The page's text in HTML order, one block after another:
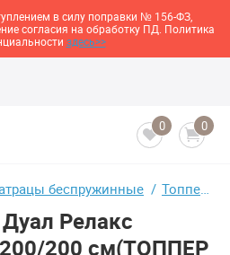
в силу поправки № 156-ФЗ,
согласия на обработку ПД. Политика
здесь>>
0 0
беспружинные Топпер Лонакс Дуал Релакс Мемори ППУ 6 200/200 см(ТОППЕР LONAX DUAL RELAX MEMORY ППУ 6 200/200 см)
Релакс
200 см(ТОППЕР